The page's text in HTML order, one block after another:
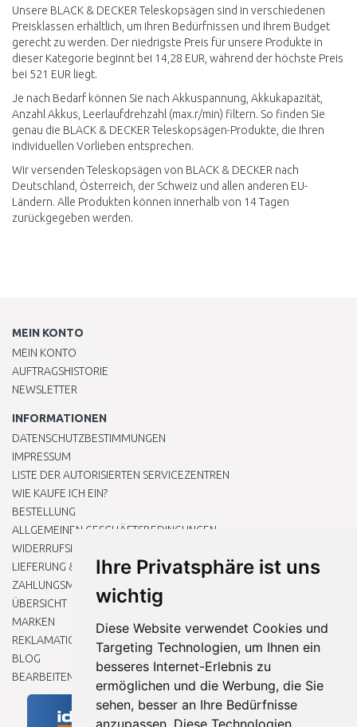
Ihre Privatsphäre ist uns
wichtig
Diese Website verwendet Cookies und
Targeting Technologien, um Ihnen ein
besseres Internet-Erlebnis zu
ermöglichen und die Werbung, die Sie
sehen, besser an Ihre Bedürfnisse
anzupassen. Diese Technologien
Unsere BLACK & DECKER Teleskopsägen sind in verschiedenen
Preisklassen erhältlich, um Ihren Bedürfnissen und Ihrem Budget
gerecht zu werden. Der niedrigste Preis für unsere Produkte in
dieser Kategorie beginnt bei 14,28 EUR, während der höchste Preis
bei 521 EUR liegt.
Je nach Bedarf können Sie nach Akkuspannung, Akkukapazität,
Anzahl Akkus, Leerlaufdrehzahl (max.r/min) filtern. So finden Sie
genau die BLACK & DECKER Teleskopsägen-Produkte, die Ihren
individuellen Vorlieben entsprechen.
Wir versenden Teleskopsägen von BLACK & DECKER nach
Deutschland, Österreich, der Schweiz und allen anderen EU-
Ländern. Alle Produkten können innerhalb von 14 Tagen
zurückgegeben werden.
MEIN KONTO
MEIN KONTO
AUFTRAGSHISTORIE
NEWSLETTER
INFORMATIONEN
DATENSCHUTZBESTIMMUNGEN
IMPRESSUM
LISTE DER AUTORISIERTEN SERVICEZENTREN
WIE KAUFE ICH EIN?
BESTELLUNG
ALLGEMEINEN GESCHÄFTSBEDINGUNGEN
WIDERRUFSRECHT
LIEFERUNG & ZAHLUNG
ZAHLUNGSMETHODEN
ÜBERSICHT
MARKEN
REKLAMATIONEN UND RETOUREN
BLOG
BEARBEITEN SIE MEINE COOKIE-EINSTELLUNGEN